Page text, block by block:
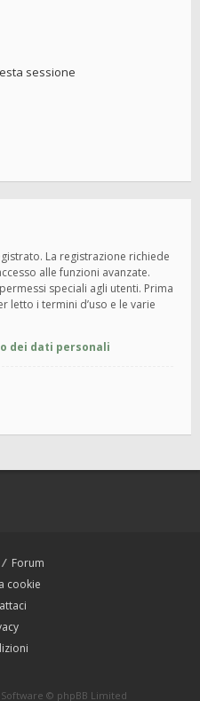
sessione
La registrazione richiede
alle funzioni avanzate.
speciali agli utenti. Prima
letto i termini d’uso e le varie
dei dati personali
Forum
cookie
© phpBB Limited